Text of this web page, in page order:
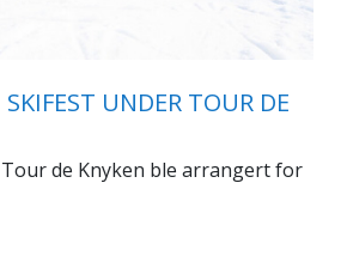
UNDER TOUR DE
de Knyken ble arrangert for